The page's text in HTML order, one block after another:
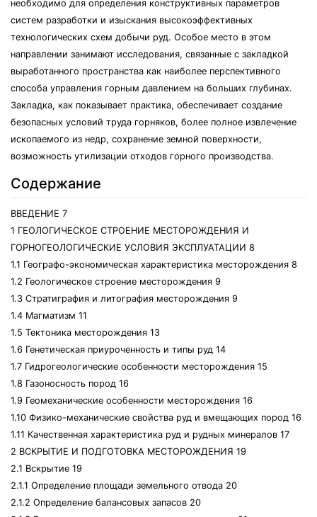
необходимо для определения конструктивных параметров
систем разработки и изыскания высокоэффективных
технологических схем добычи руд. Особое место в этом
направлении занимают исследования, связанные с закладкой
выработанного пространства как наиболее перспективного
способа управления горным давлением на больших глубинах.
Закладка, как показывает практика, обеспечивает создание
безопасных условий труда горняков, более полное извлечение
ископаемого из недр, сохранение земной поверхности,
возможность утилизации отходов горного производства.
Содержание
ВВЕДЕНИЕ 7
1 ГЕОЛОГИЧЕСКОЕ СТРОЕНИЕ МЕСТОРОЖДЕНИЯ И
ГОРНОГЕОЛОГИЧЕСКИЕ УСЛОВИЯ ЭКСПЛУАТАЦИИ 8
1.1 Географо-экономическая характеристика месторождения 8
1.2 Геологическое строение месторождения 9
1.3 Стратиграфия и литография месторождения 9
1.4 Магматизм 11
1.5 Тектоника месторождения 13
1.6 Генетическая приуроченность и типы руд 14
1.7 Гидрогеологические особенности месторождения 15
1.8 Газоносность пород 16
1.9 Геомеханические особенности месторождения 16
1.10 Физико-механические свойства руд и вмещающих пород 16
1.11 Качественная характеристика руд и рудных минералов 17
2 ВСКРЫТИЕ И ПОДГОТОВКА МЕСТОРОЖДЕНИЯ 19
2.1 Вскрытие 19
2.1.1 Определение площади земельного отвода 20
2.1.2 Определение балансовых запасов 20